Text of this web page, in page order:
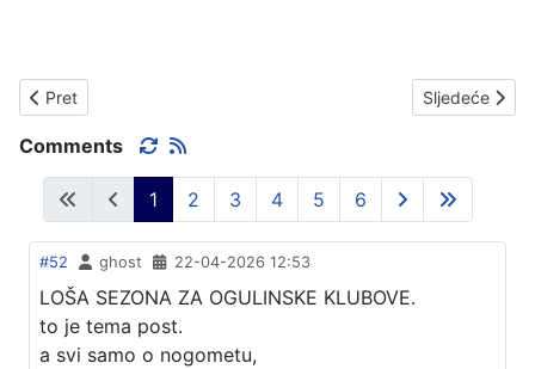
Prethodni članak: AMERIČKI NOSAČ ZRAKOPLOVA, PONOVNO
Pret Sljedeći
Sljedeće
Comments
1 2 3 4 5 6
#52 ghost 22-04-2026 12:53
LOŠA SEZONA ZA OGULINSKE KLUBOVE.
to je tema post.
a svi samo o nogometu,